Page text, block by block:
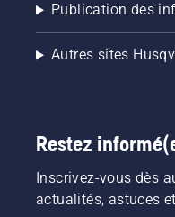
Publication des
Autres sites
Restez
Inscrivez-vous dès
actualités, astuces